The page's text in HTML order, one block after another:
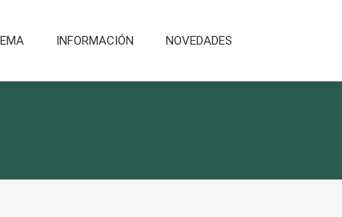
INFORMACIÓN NOVEDADES